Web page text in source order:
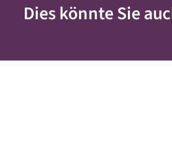
Dies könnte Sie